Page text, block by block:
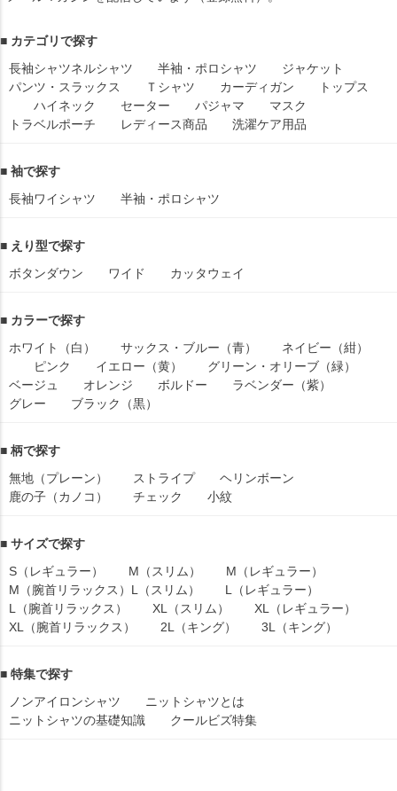
■ カテゴリで探す
長袖シャツネルシャツ 半袖・ポロシャツ
ジャケット
パンツ・スラックス
Ｔシャツ カーディガン
トップス
ハイネック
セーター パジャマ
マスク
トラベルポーチ
レディース商品 洗濯ケア用品
■ 袖で探す
長袖ワイシャツ
半袖・ポロシャツ
■ えり型で探す
ボタンダウン
ワイド カッタウェイ
■ カラーで探す
ホワイト（白）
サックス・ブルー（青）
ネイビー（紺）
ピンク
イエロー（黄）
グリーン・オリーブ（緑）
ベージュ
オレンジ ボルドー
ラベンダー（紫）
グレー
ブラック（黒）
■ 柄で探す
無地（プレーン）
ストライプ
ヘリンボーン
鹿の子（カノコ）
チェック 小紋
■ サイズで探す
S（レギュラー）
M（スリム）
M（レギュラー）
M（腕首リラックス） L（スリム）
L（レギュラー）
L（腕首リラックス）
XL（スリム）
XL（レギュラー）
XL（腕首リラックス）
2L（キング） 3L（キング）
■ 特集で探す
ノンアイロンシャツ
ニットシャツとは
ニットシャツの基礎知識
クールビズ特集